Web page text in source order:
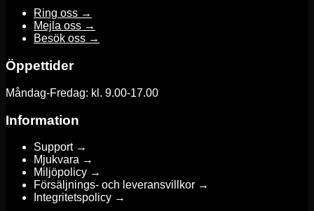
Ring oss →
Mejla oss →
Besök oss →
Öppettider
Måndag-Fredag: kl. 9.00-17.00
Information
Support →
Mjukvara →
Miljöpolicy →
Försäljnings- och leveransvillkor →
Integritetspolicy →